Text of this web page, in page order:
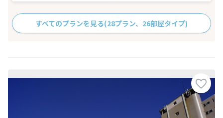
すべてのプランを見る(28プラン、26部屋タイプ)